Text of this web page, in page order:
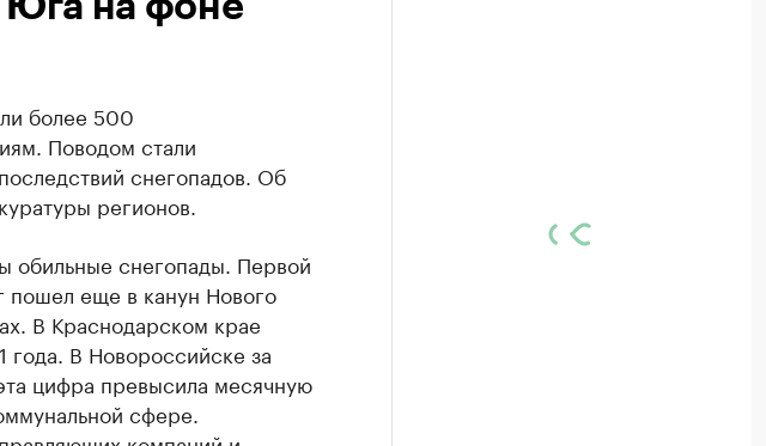
более 500
Поводом стали
снегопадов. Об
регионов.
обильные снегопады. Первой
пошел еще в канун Нового
В Краснодарском крае
года. В Новороссийске за
цифра превысила месячную
сфере.